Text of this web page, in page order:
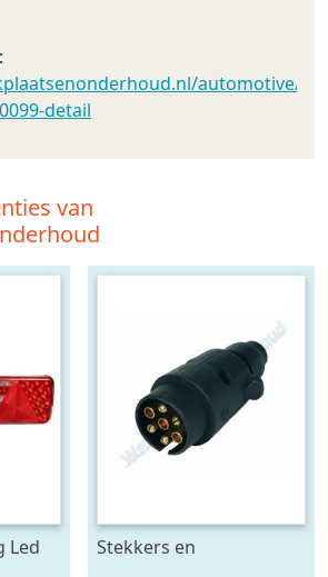
automotive/
detail
van
Led
Stekkers en